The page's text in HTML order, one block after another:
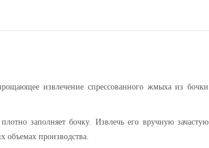
извлечение спрессованного жмыха из бочки
заполняет бочку. Извлечь его вручную зачастую
объемах производства.